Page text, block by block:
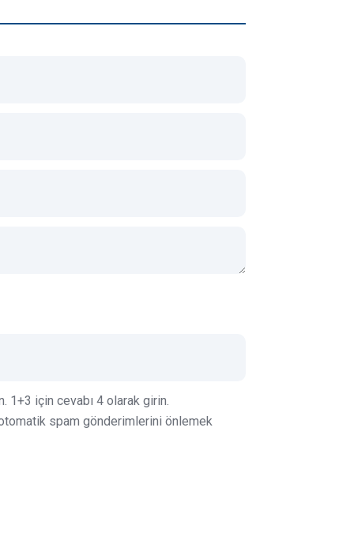
için cevabı 4 olarak girin.
spam gönderimlerini önlemek